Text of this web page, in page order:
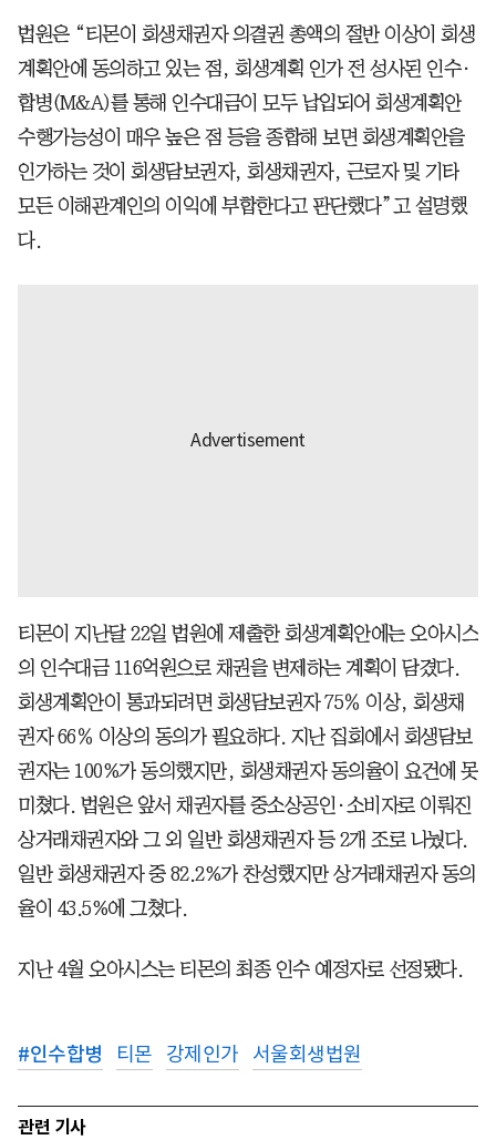
법원은 “티몬이 회생채권자 의결권 총액의 절반 이상이 회생
계획안에 동의하고 있는 점, 회생계획 인가 전 성사된 인수·
합병(M&A)를 통해 인수대금이 모두 납입되어 회생계획안
수행가능성이 매우 높은 점 등을 종합해 보면 회생계획안을
인가하는 것이 회생담보권자, 회생채권자, 근로자 및 기타
모든 이해관계인의 이익에 부합한다고 판단했다”고 설명했
다.
티몬이 지난달 22일 법원에 제출한 회생계획안에는 오아시스
의 인수대금 116억원으로 채권을 변제하는 계획이 담겼다.
회생계획안이 통과되려면 회생담보권자 75％ 이상, 회생채
권자 66％ 이상의 동의가 필요하다. 지난 집회에서 회생담보
권자는 100%가 동의했지만, 회생채권자 동의율이 요건에 못
미쳤다. 법원은 앞서 채권자를 중소상공인·소비자로 이뤄진
상거래채권자와 그 외 일반 회생채권자 등 2개 조로 나눴다.
일반 회생채권자 중 82.2%가 찬성했지만 상거래채권자 동의
율이 43.5%에 그쳤다.
지난 4월 오아시스는 티몬의 최종 인수 예정자로 선정됐다.
#인수합병 티몬 강제인가 서울회생법원
관련 기사